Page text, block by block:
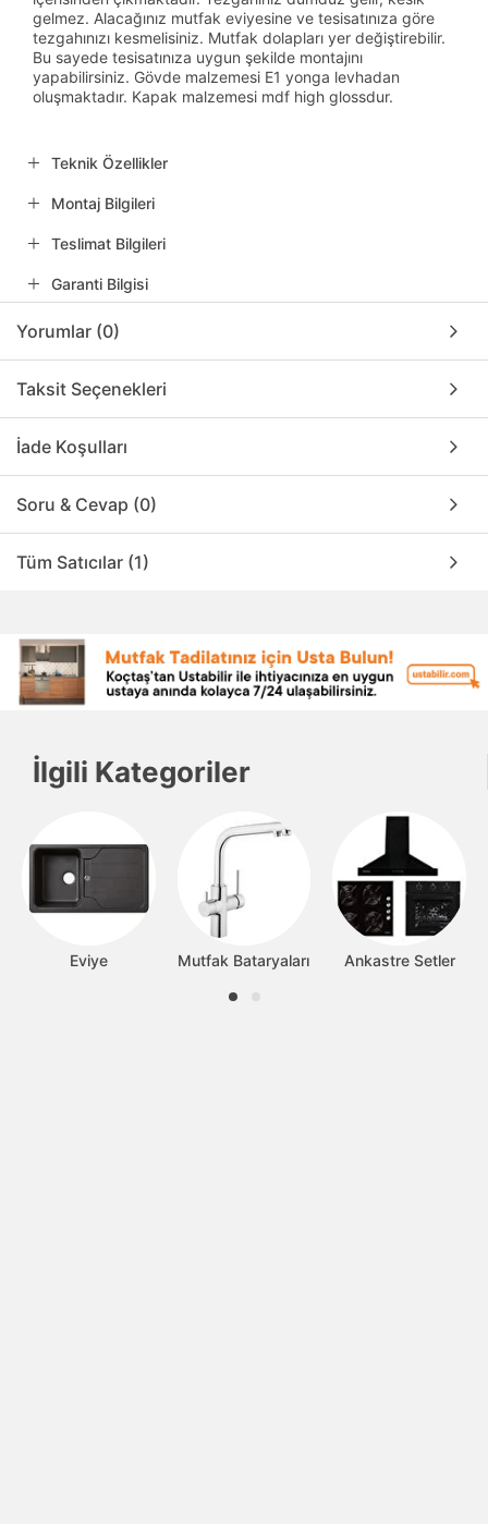
gelmez. Alacağınız mutfak eviyesine ve tesisatınıza göre
tezgahınızı kesmelisiniz. Mutfak dolapları yer değiştirebilir.
Bu sayede tesisatınıza uygun şekilde montajını
yapabilirsiniz. Gövde malzemesi E1 yonga levhadan
oluşmaktadır. Kapak malzemesi mdf high glossdur.
Teknik Özellikler
Montaj Bilgileri
Teslimat Bilgileri
Garanti Bilgisi
Yorumlar (0)
Taksit Seçenekleri
İade Koşulları
Soru & Cevap (0)
Tüm Satıcılar (1)
İlgili Kategoriler
Eviye Mutfak Bataryaları Ankastre Setler